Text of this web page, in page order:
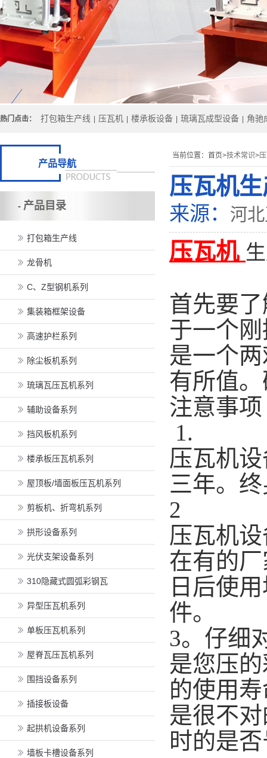
热门点击： 打包箱生产线 压瓦机 楼承板设备 琉璃瓦成型设备 角驰
当前位置： 首页>技术常识>
压瓦机
来源： 河
压瓦机
首先要
于一个
是一个
有所值
注意事项
1.
压瓦机
三年。
2
压瓦机
在有的
日后使
件。
3。仔细
是您压
的使用
是很不
时的是
产品导航
- 产品目录
打包箱生产线
龙骨机
C、Z型钢机系列
集装箱框架设备
高速护栏系列
除尘板机系列
琉璃瓦压瓦机系列
辅助设备系列
挡风板机系列
楼承板压瓦机系列
屋顶板/墙面板压瓦机系列
剪板机、折弯机系列
拱形设备系列
光伏支架设备系列
310隐藏式圆弧彩钢瓦
异型压瓦机系列
单板压瓦机系列
屋脊瓦压瓦机系列
围挡设备系列
插接板设备
起拱机设备系列
墙板卡槽设备系列